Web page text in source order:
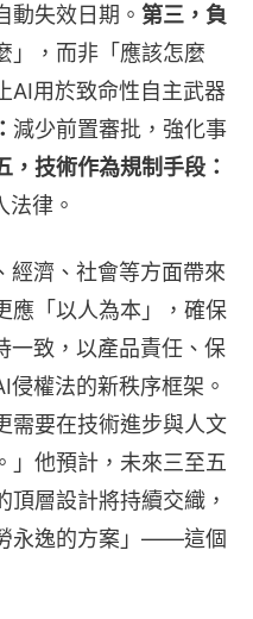
動失效日期。 第三，負
」，而非「應該怎麼
AI用於致命性自主武器
減少前置審批，強化事
，技術作為規制手段：
律。
經濟、社會等方面帶來
應「以人為本」，確保
一致，以產品責任、保
權法的新秩序框架。
需要在技術進步與人文
」他預計，未來三至五
層設計將持續交織，
永逸的方案」——這個